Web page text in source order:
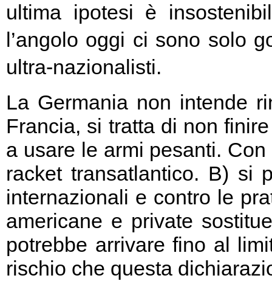
ultima ipotesi è
l’angolo oggi ci sono solo
ultra-nazionalisti.
La Germania non intende
Francia, si tratta di non
a usare le armi pesanti.
racket transatlantico. B) si
internazionali e contro le
americane e private
potrebbe arrivare fino al
rischio che questa